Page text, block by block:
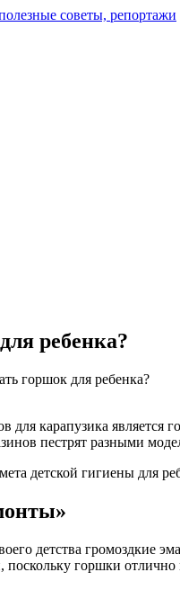
ребенка?
горшок для ребенка?
для карапузика является
пестрят разными
детской гигиены для
детства громоздкие
горшки отлично